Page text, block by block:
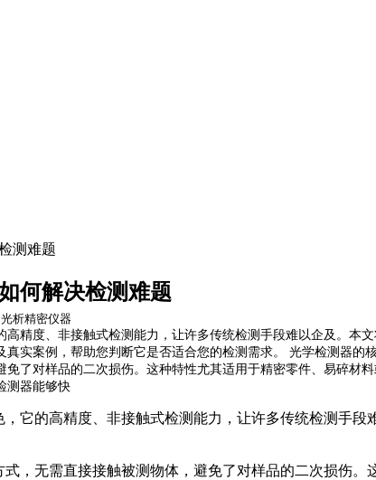
测难题
何解决检测难题
析精密仪器
精度、非接触式检测能力，让许多传统检测手段难以企及。本
实案例，帮助您判断它是否适合您的检测需求。 光学检测器的
了对样品的二次损伤。这种特性尤其适用于精密零件、易碎材
测器能够快
它的高精度、非接触式检测能力，让许多传统检测手
，无需直接接触被测物体，避免了对样品的二次损伤